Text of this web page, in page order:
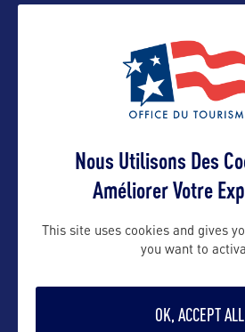
olivier@orkestra-
Contact pro
olivier@orkestra-
olivier@orkestra-
Nous Utilisons Des
Améliorer Votre
This site uses cookies and gives
you want to
OK, ACCEPT ALL